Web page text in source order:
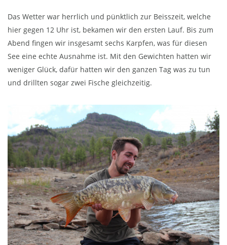
Das Wetter war herrlich und pünktlich zur Beisszeit, welche
hier gegen 12 Uhr ist, bekamen wir den ersten Lauf. Bis zum
Abend fingen wir insgesamt sechs Karpfen, was für diesen
See eine echte Ausnahme ist. Mit den Gewichten hatten wir
weniger Glück, dafür hatten wir den ganzen Tag was zu tun
und drillten sogar zwei Fische gleichzeitig.